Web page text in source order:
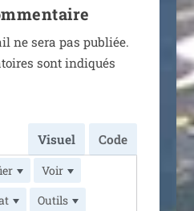
ne sera pas publiée.
sont indi­qués
Visuel Code
Voir
Outils